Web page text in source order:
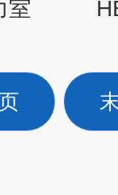
室